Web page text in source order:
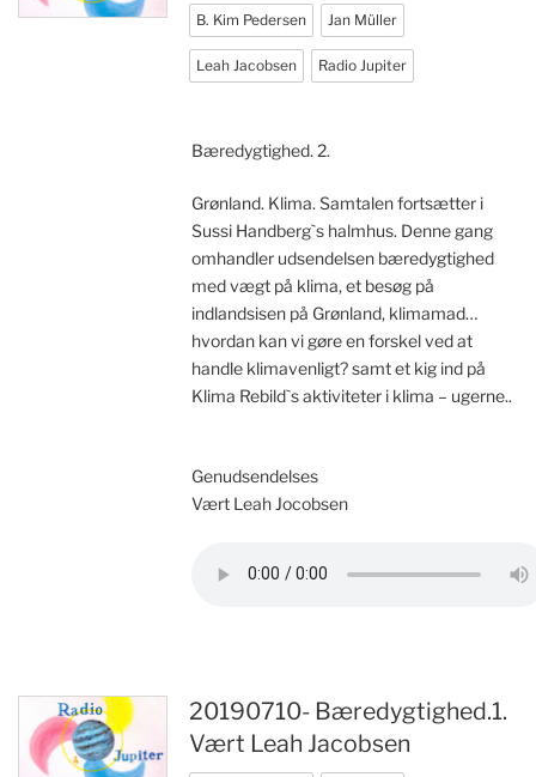
B. Kim Pedersen Jan Müller
Leah Jacobsen Radio Jupiter
Bæredygtighed. 2.
Grønland. Klima. Samtalen fortsætter i
Sussi Handberg`s halmhus. Denne gang
omhandler udsendelsen bæredygtighed
med vægt på klima, et besøg på
indlandsisen på Grønland, klimamad…
hvordan kan vi gøre en forskel ved at
handle klimavenligt? samt et kig ind på
Klima Rebild`s aktiviteter i klima – ugerne..
Genudsendelses
Vært Leah Jocobsen
20190710- Bæredygtighed.1.
Vært Leah Jacobsen